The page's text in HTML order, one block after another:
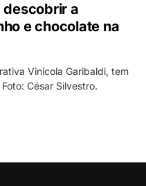
descobrir a
e chocolate na
Vinícola Garibaldi, tem
César Silvestro.